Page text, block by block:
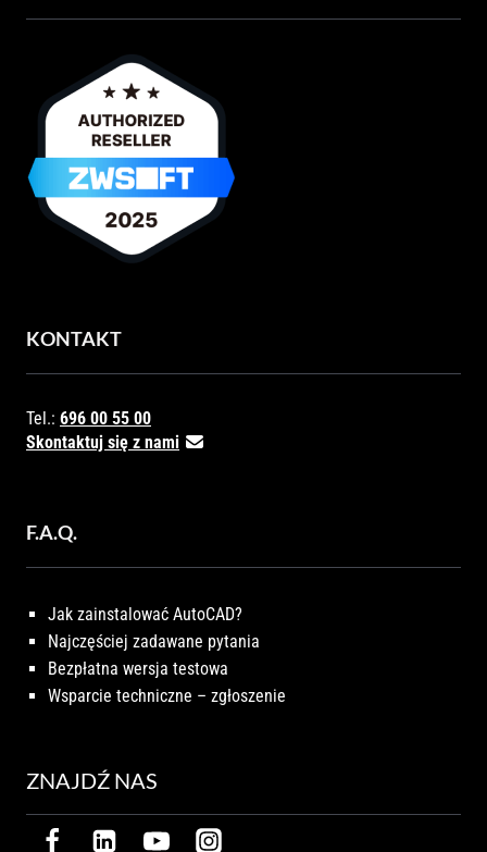
KONTAKT
Tel.: 696 00 55 00
Skontaktuj się z nami
F.A.Q.
Jak zainstalować AutoCAD?
Najczęściej zadawane pytania
Bezpłatna wersja testowa
Wsparcie techniczne – zgłoszenie
ZNAJDŹ NAS